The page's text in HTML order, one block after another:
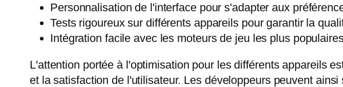
Personnalisation de l'interface pour s'adapter aux
Tests rigoureux sur différents appareils pour garantir la
Intégration facile avec les moteurs de jeu les plus
L'attention portée à l'optimisation pour les différents appareils
et la satisfaction de l'utilisateur. Les développeurs peuvent